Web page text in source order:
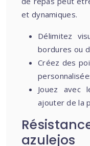
et dynamiques.
Délimitez
bordures ou
Créez des
Jouez avec
ajouter de la